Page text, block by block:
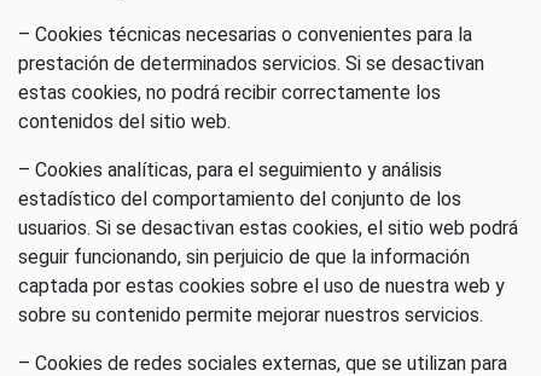
– Cookies técnicas necesarias o convenientes para la
prestación de determinados servicios. Si se desactivan
estas cookies, no podrá recibir correctamente los
contenidos del sitio web.
– Cookies analíticas, para el seguimiento y análisis
estadístico del comportamiento del conjunto de los
usuarios. Si se desactivan estas cookies, el sitio web podrá
seguir funcionando, sin perjuicio de que la información
captada por estas cookies sobre el uso de nuestra web y
sobre su contenido permite mejorar nuestros servicios.
– Cookies de redes sociales externas, que se utilizan para